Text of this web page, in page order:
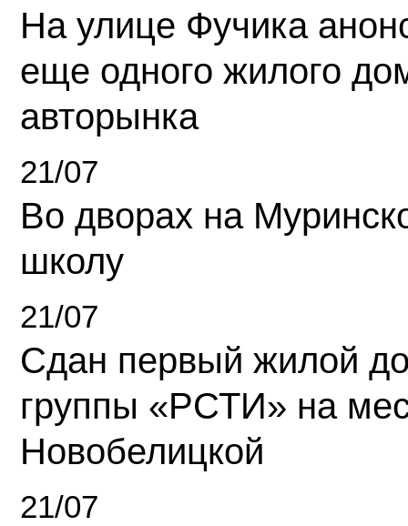
На улице Фучика
еще одного жилого
авторынка
21/07
Во дворах на
школу
21/07
Сдан первый жилой
группы «РСТИ» на
Новобелицкой
21/07